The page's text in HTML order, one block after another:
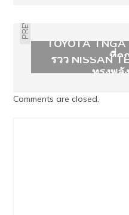
PREVIOUS
TOYOTA
ที่คุ
รีวิว NISSAN
ทรงพลั
Comments are closed.